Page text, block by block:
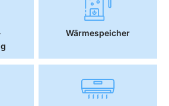
Wärmespeicher